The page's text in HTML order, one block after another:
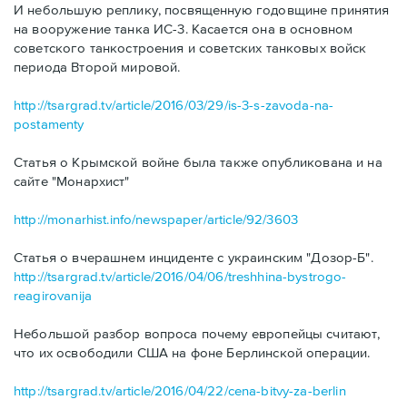
И небольшую реплику, посвященную годовщине принятия
на вооружение танка ИС-3. Касается она в основном
советского танкостроения и советских танковых войск
периода Второй мировой.
http://tsargrad.tv/article/2016/03/29/is-3-s-zavoda-na-
postamenty
Статья о Крымской войне была также опубликована и на
сайте "Монархист"
http://monarhist.info/newspaper/article/92/3603
Статья о вчерашнем инциденте с украинским "Дозор-Б".
http://tsargrad.tv/article/2016/04/06/treshhina-bystrogo-
reagirovanija
Небольшой разбор вопроса почему европейцы считают,
что их освободили США на фоне Берлинской операции.
http://tsargrad.tv/article/2016/04/22/cena-bitvy-za-berlin